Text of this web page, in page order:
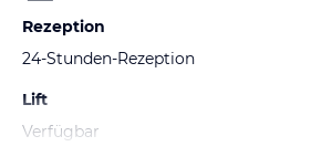
Rezeption
24-Stunden-Rezeption
Lift
Verfügbar